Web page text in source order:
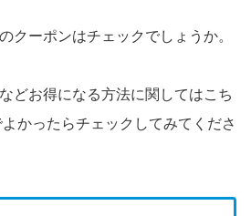
クーポンはチェックでしょうか。
どお得になる方法に関してはこち
かったらチェックしてみてくださ